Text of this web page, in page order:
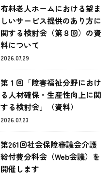
有料老人ホームにおける望ま
しいサービス提供のあり方に
関する検討会（第８回）の資
料について
2026.07.29
第１回「障害福祉分野におけ
る人材確保・生産性向上に関
する検討会」（資料）
2026.07.23
第261回社会保障審議会介護
給付費分科会（Web会議）を
開催します